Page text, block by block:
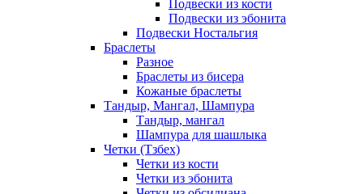
Подвески из кости
Подвески из эбонита
Подвески Ностальгия
Браслеты
Разное
Браслеты из бисера
Кожаные браслеты
Тандыр, Мангал, Шампура
Тандыр, мангал
Шампура для шашлыка
Четки (Тзбех)
Четки из кости
Четки из эбонита